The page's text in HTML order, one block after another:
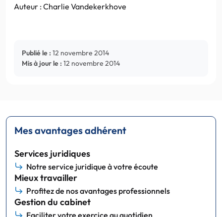
Auteur : Charlie Vandekerkhove
Publié le : 12 novembre 2014
Mis à jour le : 12 novembre 2014
Mes avantages adhérent
Services juridiques
Notre service juridique à votre écoute
Mieux travailler
Profitez de nos avantages professionnels
Gestion du cabinet
Faciliter votre exercice au quotidien